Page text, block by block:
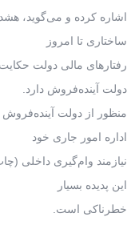
اشاره کرده و می‌گوید،
ساختاری تا امروز
رفتارهای مالی دولت
دولت آینده‌فروش دارد.
منظور از دولت
اداره امور جاری خود
نیازمند وام‌گیری‌ داخلی
این پدیده بسیار
خطرناکی است.